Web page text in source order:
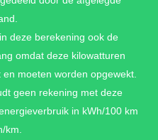
en PARKTRONIC + P79
deze berekening ook de
omdat deze kilowatturen
moeten worden opgewekt.
geen rekening met deze
in kWh/100 km
km.